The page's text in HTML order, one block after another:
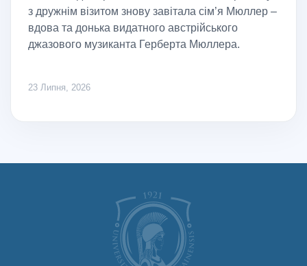
з дружнім візитом знову завітала сім’я Мюллер –
вдова та донька видатного австрійського
джазового музиканта Герберта Мюллера.
23 Липня, 2026